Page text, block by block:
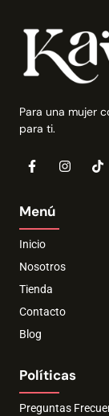
Para una mujer
para ti.
Menú
Inicio
Nosotros
Tienda
Contacto
Blog
Políticas
Preguntas